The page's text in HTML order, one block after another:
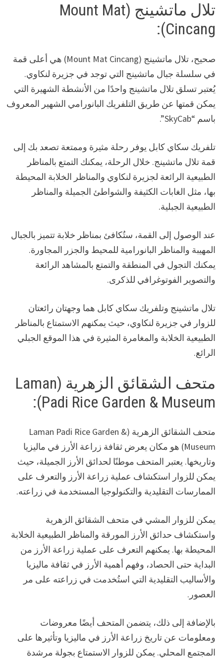
تلال ماتشينج (Mount Mat
Cincang):
صحيح، تلال ماتشينج (Mount Mat Cincang) هي أعلى قمة
في سلسلة جبال ماتشينج التي توجد في جزيرة لنكاوي.
يُعتبر تسلق تلال ماتشينج واحدًا من الأنشطة الشهيرة التي
يمكن قمتها عن طريق التلفريك البانورامي الشهير المعروف
باسم “SkyCab”.
تلفريك سكاي كابل يوفر رحلة مثيرة وممتعة تصعد بك إلى
قمة تلال ماتشينج. خلال الرحلة، يمكنك التمتع بالمناظر
الطبيعية الرائعة لجزيرة لنكاوي والمناظر الخلابة المحيطة
بها، مثل الغابات الكثيفة والشواطئ الجميلة والمناظر
الطبيعية الجبلية.
عند الوصول إلى القمة، ستُكافئ بمناظر خلابة تتميز بالجبال
المهيبة والمناظر البانورامية للمحيط والجزر المجاورة.
يمكنك التجول في المنطقة والتمتع بالمشاهد الرائعة
والتصوير الفوتوغرافي للذكرى.
تلال ماتشينج وتلفريك سكاي كابل هما وجهتان رائعتان
للزوار في جزيرة لنكاوي، حيث يمكنهم الاستمتاع بالمناظر
الطبيعية الخلابة والمغامرة المثيرة في هذا الموقع الجبلي
الرائع.
متحف الشقائق الزهرية (Laman
Padi Rice Garden & Museum):
متحف الشقائق الزهرية (Laman Padi Rice Garden &
Museum) هو مكان يعرض ثقافة زراعة الأرز في ماليزيا
وتاريخها. يعتبر المتحف موطنًا لحدائق الأرز الجميلة، حيث
يمكن للزوار استكشاف عملية زراعة الأرز والتعرف على
الممارسات التقليدية والتكنولوجيا المستخدمة في زراعته.
يمكن للزوار المشي في متحف الشقائق الزهرية
واستكشاف حدائق الأرز المورقة والمناظر الطبيعية الخلابة
المحيطة بها. يمكنهم التعرف على عملية زراعة الأرز من
البداية حتى الحصاد، وفهم أهمية الأرز في ثقافة ماليزيا
والأساليب التقليدية التي استُخدمت في زراعته على مر
العصور.
بالإضافة إلى ذلك، يتضمن المتحف أيضًا معروضات
ومعلومات عن تاريخ زراعة الأرز في ماليزيا وتأثيرها على
المجتمع المحلي. يمكن للزوار الاستمتاع بجولة مرشدة